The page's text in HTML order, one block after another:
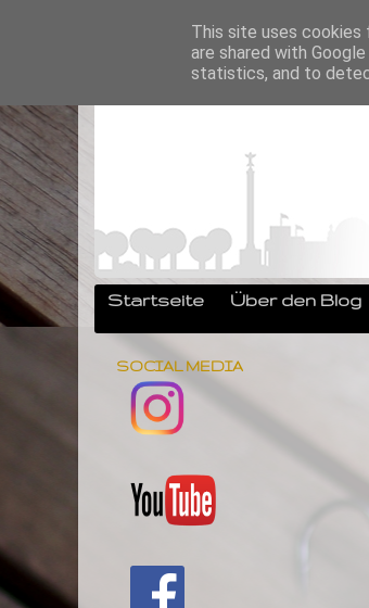
Startseite Über den Blog
SOCIAL MEDIA
This site uses cookies
are shared with
statistics, and to